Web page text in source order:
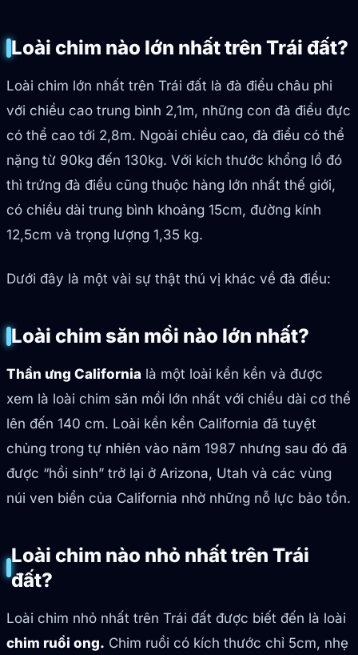
Loài chim nào lớn nhất trên Trái đất?
Loài chim lớn nhất trên Trái đất là đà điểu châu phi
với chiều cao trung bình 2,1m, những con đà điểu đực
có thể cao tới 2,8m. Ngoài chiều cao, đà điểu có thể
nặng từ 90kg đến 130kg. Với kích thước khổng lồ đó
thì trứng đà điểu cũng thuộc hàng lớn nhất thế giới,
có chiều dài trung bình khoảng 15cm, đường kính
12,5cm và trọng lượng 1,35 kg.
Dưới đây là một vài sự thật thú vị khác về đà điểu:
Loài chim săn mồi nào lớn nhất?
Thần ưng California là một loài kền kền và được
xem là loài chim săn mồi lớn nhất với chiều dài cơ thể
lên đến 140 cm. Loài kền kền California đã tuyệt
chủng trong tự nhiên vào năm 1987 nhưng sau đó đã
được “hồi sinh” trở lại ở Arizona, Utah và các vùng
núi ven biển của California nhờ những nỗ lực bảo tồn.
Loài chim nào nhỏ nhất trên Trái
đất?
Loài chim nhỏ nhất trên Trái đất được biết đến là loài
chim ruồi ong. Chim ruồi có kích thước chỉ 5cm, nhẹ